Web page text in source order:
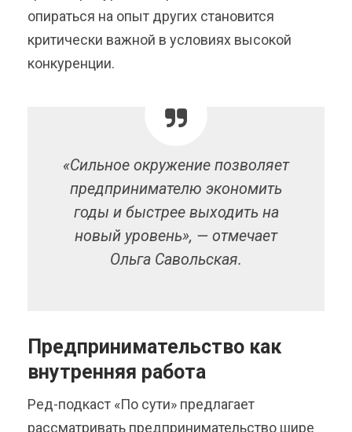
опираться на опыт других становится
критически важной в условиях высокой
конкуренции.
«Сильное окружение позволяет
предпринимателю экономить
годы и быстрее выходить на
новый уровень», — отмечает
Ольга Савольская.
Предпринимательство как
внутренняя работа
Ред-подкаст «По сути» предлагает
рассматривать предпринимательство шире